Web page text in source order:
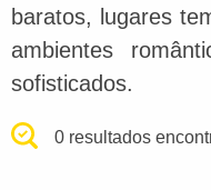
baratos, lugares
ambientes
sofisticados.
0 resultados